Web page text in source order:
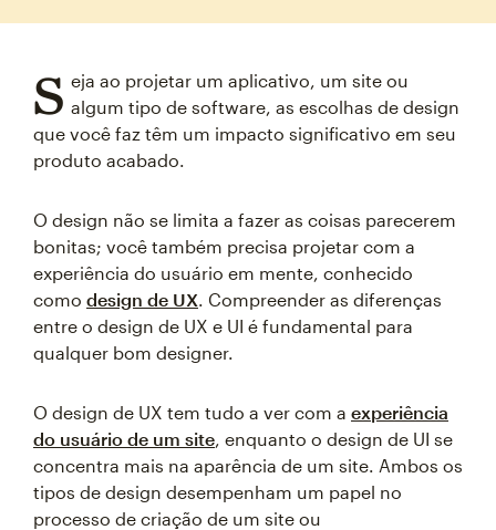
S eja ao projetar um aplicativo, um site ou
algum tipo de software, as escolhas de design
que você faz têm um impacto significativo em seu
produto acabado.
O design não se limita a fazer as coisas parecerem
bonitas; você também precisa projetar com a
experiência do usuário em mente, conhecido
como design de UX. Compreender as diferenças
entre o design de UX e UI é fundamental para
qualquer bom designer.
O design de UX tem tudo a ver com a experiência
do usuário de um site, enquanto o design de UI se
concentra mais na aparência de um site. Ambos os
tipos de design desempenham um papel no
processo de criação de um site ou